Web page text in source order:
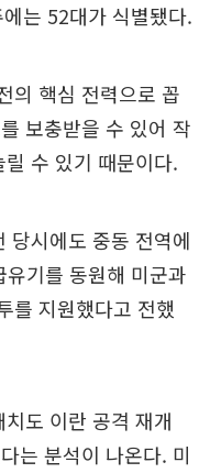
는 52대가 식별됐다.
의 핵심 전력으로 꼽
보충받을 수 있어 작
수 있기 때문이다.
당시에도 중동 전역에
기를 동원해 미군과
를 지원했다고 전했
도 이란 공격 재개
는 분석이 나온다. 미